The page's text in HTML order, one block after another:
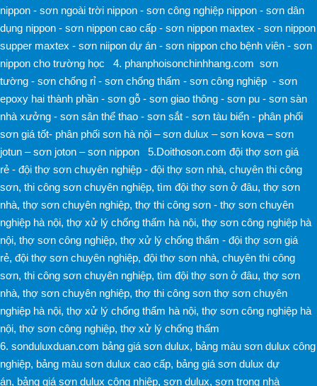
nippon - sơn ngoài trời nippon - sơn công nghiệp nippon - sơn dân
dụng nippon - sơn nippon cao cấp - sơn nippon maxtex - sơn nippon
supper maxtex - sơn niipon dự án - sơn nippon cho bệnh viên - sơn
nippon cho trường học
4. phanphoisonchinhhang.com sơn
tường - sơn chống rỉ- sơn chống thấm - sơn công nghiệp - sơn
epoxy hai thành phần - sơn gỗ - sơn giao thông - sơn pu - sơn sàn
nhà xưởng - sơn sân thể thao - sơn sắt - sơn tàu biển - phân phối
sơn giá tốt- phân phối sơn hà nội –sơn dulux –sơn kova –sơn
jotun –sơn joton –sơn nippon 5.Doithoson.com đội thợ sơn giá
rẻ - đội thợ sơn chuyên nghiệp - đội thợ sơn nhà, chuyên thi công
sơn, thi công sơn chuyên nghiệp, tìm đội thợ sơn ở đâu, thợ sơn
nhà, thợ sơn chuyên nghiệp, thợ thi công sơn - thợ sơn chuyên
nghiệp hà nội, thợ xử lý chống thấm hà nội, thợ sơn công nghiệp hà
nội, thợ sơn công nghiệp, thợ xử lý chống thấm - đội thợ sơn giá
rẻ, đội thợ sơn chuyên nghiệp, đội thợ sơn nhà, chuyên thi công
sơn, thi công sơn chuyên nghiệp, tìm đội thợ sơn ở đâu, thợ sơn
nhà, thợ sơn chuyên nghiệp, thợ thi công sơn thợ sơn chuyên
nghiệp hà nội, thợ xử lý chống thấm hà nội, thợ sơn công nghiệp hà
nội, thợ sơn công nghiệp, thợ xử lý chống thấm
6. sonduluxduan.com bảng giá sơn dulux, bảng màu sơn dulux công
nghiệp, bảng màu sơn dulux cao cấp, bảng giá sơn dulux dự
án, bảng giá sơn dulux công nhiệp, sơn dulux, sơn trong nhà